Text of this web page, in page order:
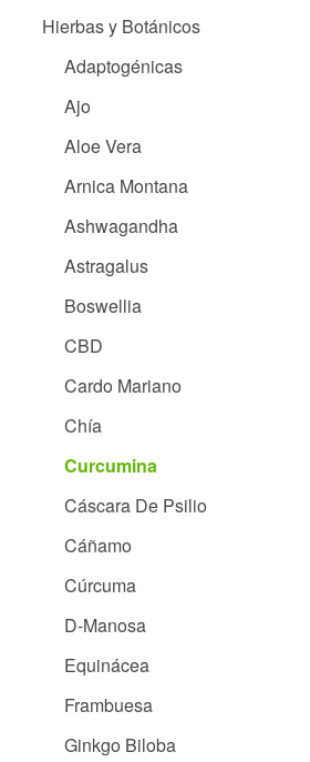
personas
discapacidad
pantalla;
Presione
accesibilidad.
Hierbas y Botánicos
Adaptogénicas
Ajo
Aloe Vera
Arnica Montana
Ashwagandha
Astragalus
Boswellia
CBD
Cardo Mariano
Chía
Curcumina
Cáscara De Psilio
Cáñamo
Cúrcuma
D-Manosa
Equinácea
Frambuesa
Ginkgo Biloba